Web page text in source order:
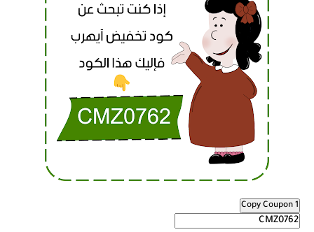
Copy Coupon 1